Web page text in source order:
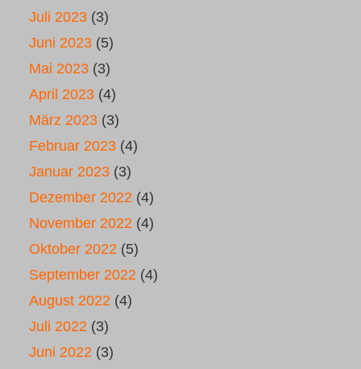
Juli 2023 (3)
Juni 2023 (5)
Mai 2023 (3)
April 2023 (4)
März 2023 (3)
Februar 2023 (4)
Januar 2023 (3)
Dezember 2022 (4)
November 2022 (4)
Oktober 2022 (5)
September 2022 (4)
August 2022 (4)
Juli 2022 (3)
Juni 2022 (3)